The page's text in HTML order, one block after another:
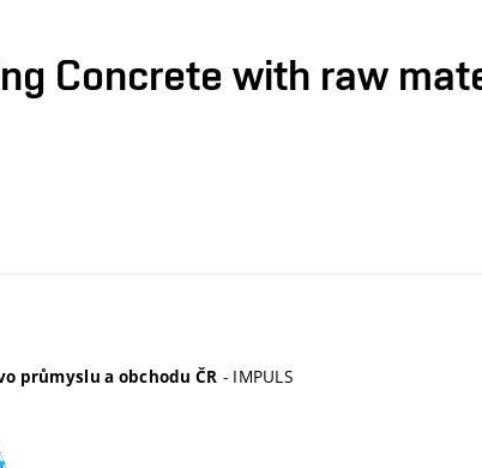
Concrete with raw
průmyslu a obchodu ČR - IMPULS